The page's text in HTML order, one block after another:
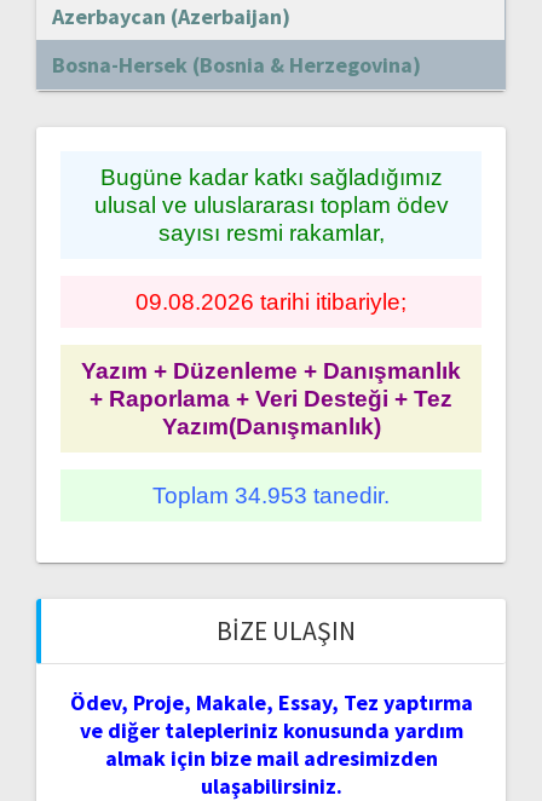
Azerbaycan (Azerbaijan)
Bosna-Hersek (Bosnia & Herzegovina)
Bugüne kadar katkı sağladığımız
ulusal ve uluslararası toplam ödev
sayısı resmi rakamlar,
09.08.2026 tarihi itibariyle;
Yazım + Düzenleme + Danışmanlık
+ Raporlama + Veri Desteği + Tez
Yazım(Danışmanlık)
Toplam 34.953 tanedir.
BIZE ULAŞIN
Ödev, Proje, Makale, Essay, Tez yaptırma
ve diğer talepleriniz konusunda yardım
almak için bize mail adresimizden
ulaşabilirsiniz.